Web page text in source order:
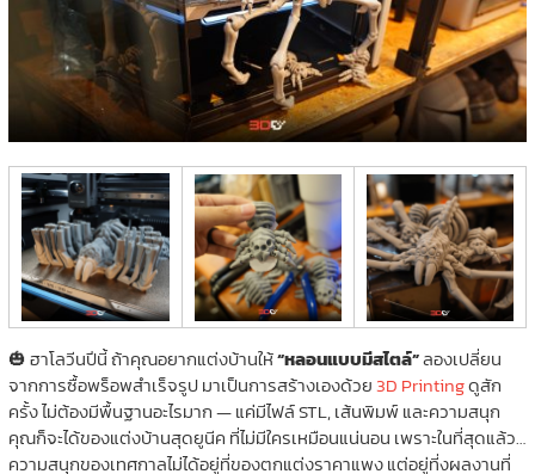
🎃 ฮาโลวีนปีนี้ ถ้าคุณอยากแต่งบ้านให้“หลอนแบบมีสไตล์”ลองเปลี่ยน
จากการซื้อพร็อพสำเร็จรูป มาเป็นการสร้างเองด้วย3D Printingดูสัก
ครั้ง ไม่ต้องมีพื้นฐานอะไรมาก — แค่มีไฟล์ STL, เส้นพิมพ์ และความสนุก
คุณก็จะได้ของแต่งบ้านสุดยูนีค ที่ไม่มีใครเหมือนแน่นอน เพราะในที่สุดแล้ว…
ความสนุกของเทศกาลไม่ได้อยู่ที่ของตกแต่งราคาแพง แต่อยู่ที่งผลงานที่